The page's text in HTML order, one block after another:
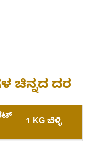
ಚಿನ್ನದ ದರ
1 KG ಬೆಳ್ಳಿ